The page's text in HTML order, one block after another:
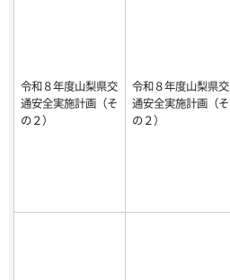
令和８年度山梨県交
通安全実施計画（そ
の２）
令和８年度山梨県交
通安全実施計画（そ
の２）